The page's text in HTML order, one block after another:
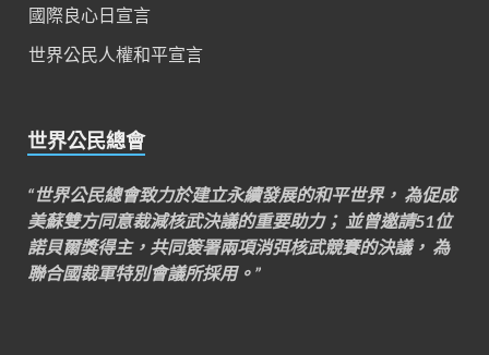
國際良心日宣言
世界公民人權和平宣言
世界公民總會
“世界公民總會致力於建立永續發展的和平世界， 為促成
美蘇雙方同意裁減核武決議的重要助力； 並曾邀請51位
諾貝爾獎得主，共同簽署兩項消弭核武競賽的決議， 為
聯合國裁軍特別會議所採用。”